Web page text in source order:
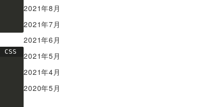
2021年8月
2021年7月
2021年6月
2021年5月
2021年4月
2020年5月